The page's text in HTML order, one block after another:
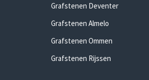
Grafstenen Deventer
Grafstenen Almelo
Grafstenen Ommen
Grafstenen Rijssen